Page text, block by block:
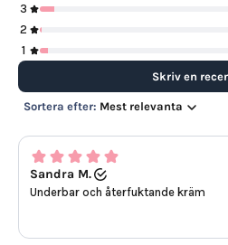
3
2
1
Skriv en
Sortera efter: Mest relevanta
Sandra M.
Underbar och återfuktande kräm